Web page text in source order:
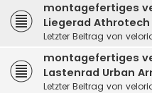
montagefertiges
Liegerad
Letzter Beitrag von
montagefertiges
Lastenrad Urban
Letzter Beitrag von